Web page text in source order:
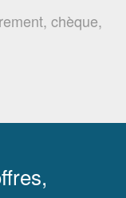
chèque,